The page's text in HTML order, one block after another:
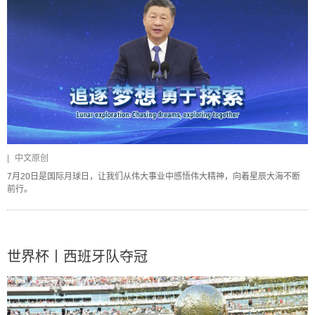
中文原创
7月20日是国际月球日，让我们从伟大事业中感悟伟大精神，向着星辰大海不断
前行。
世界杯丨西班牙队夺冠